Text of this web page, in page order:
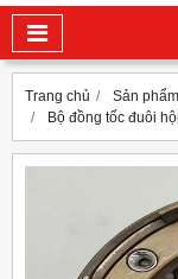
Trang chủ Sản phẩm
Bộ đồng tốc đuôi